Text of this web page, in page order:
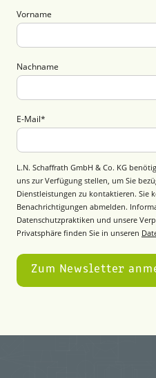
Vorname
Nachname
E-Mail*
L.N. Schaffrath GmbH & Co. KG
uns zur Verfügung stellen, um Sie
Dienstleistungen zu kontaktieren. Sie
Benachrichtigungen abmelden.
Datenschutzpraktiken und unsere
Privatsphäre finden Sie in unseren